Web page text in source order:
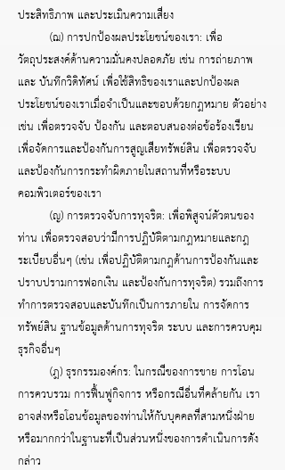
ประสิทธิภาพ และประเมินความเสี่ยง
(ฌ) การปกป้องผลประโยชน์ของเรา: เพื่อ
วัตถุประสงค์ด้านความมั่นคงปลอดภัย เช่น การถ่ายภาพ
และ บันทึกวิดิทัศน์ เพื่อใช้สิทธิของเราและปกป้องผล
ประโยชน์ของเราเมื่อจำเป็นและชอบด้วยกฎหมาย ตัวอย่าง
เช่น เพื่อตรวจจับ ป้องกัน และตอบสนองต่อข้อร้องเรียน
เพื่อจัดการและป้องกันการสูญเสียทรัพย์สิน เพื่อตรวจจับ
และป้องกันการกระทำผิดภายในสถานที่หรือระบบ
คอมพิวเตอร์ของเรา
(ญ) การตรวจจับการทุจริต: เพื่อพิสูจน์ตัวตนของ
ท่าน เพื่อตรวจสอบว่ามีการปฏิบัติตามกฎหมายและกฎ
ระเบียบอื่นๆ (เช่น เพื่อปฏิบัติตามกฎด้านการป้องกันและ
ปราบปรามการฟอกเงิน และป้องกันการทุจริต) รวมถึงการ
ทำการตรวจสอบและบันทึกเป็นการภายใน การจัดการ
ทรัพย์สิน ฐานข้อมูลด้านการทุจริต ระบบ และการควบคุม
ธุรกิจอื่นๆ
(ฎ) ธุรกรรมองค์กร: ในกรณีของการขาย การโอน
การควบรวม การฟื้นฟูกิจการ หรือกรณีอื่นที่คล้ายกัน เรา
อาจส่งหรือโอนข้อมูลของท่านให้กับบุคคลที่สามหนึ่งฝ่าย
หรือมากกว่าในฐานะที่เป็นส่วนหนึ่งของการดำเนินการดัง
กล่าว